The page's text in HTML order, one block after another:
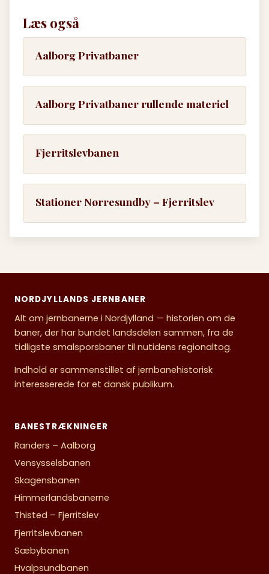
Læs også
Aalborg Privatbaner
Aalborg Privatbaner rullende materiel
Fjerritslevbanen
Stationer Nørresundby – Fjerritslev
NORDJYLLANDS JERNBANER
Alt om jernbanerne i Nordjylland — historien om de
baner, der har bundet landsdelen sammen, fra de
tidligste smalsporsbaner til nutidens regionaltog.
Indhold er sammenstillet af jernbanehistorisk
interesserede for et dansk publikum.
BANESTRÆKNINGER
Randers – Aalborg
Vensysselsbanen
Skagensbanen
Himmerlandsbanerne
Thisted – Fjerritslev
Fjerritslevbanen
Sæbybanen
Hvalpsundbanen